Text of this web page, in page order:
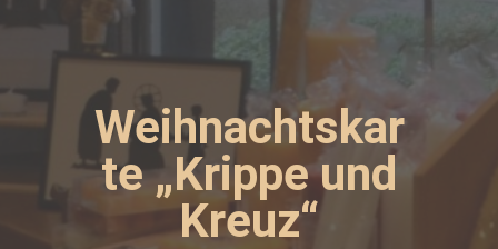
Weihnachtskar
te „Krippe und
Kreuz“